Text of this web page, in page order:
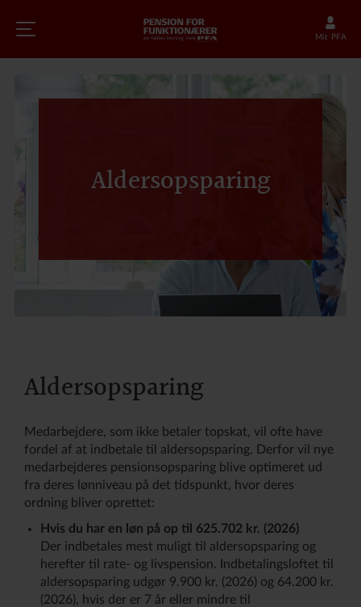
Mit PFA
Aldersopsparing
Aldersopsparing
Medarbejdere, som ikke betaler topskat, vil ofte have
fordel af at indbetale til aldersopsparing. Derfor vil nye
medarbejderes pensionsopsparing blive optimeret ud
fra deres lønniveau på det tidspunkt, hvor deres
ordning bliver oprettet:
Hvis du har en løn på op til 625.702 kr. (2026)
Der indbetales mest muligt til aldersopsparing og
herefter til rate- og livspension. Indbetalingsloftet til
aldersopsparing udgør 9.900 kr. (2026) og 64.200 kr.
(2026), hvis der er 7 år eller mindre til